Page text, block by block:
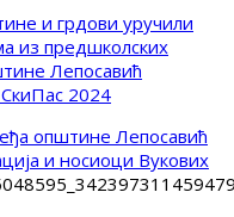
и грдови уручили
из предшколских
Лепосавић
2024
и носиоци Вукових